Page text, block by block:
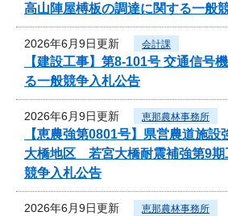
高山陣屋榑板の調達に関する一般
2026年6月9日更新 会計課
【建設工事】第8-101号 交通信号
る一般競争入札公告
2026年6月9日更新 恵那農林事務所
【恵農強第0801号】県営農道施
大橋地区 若宮大橋耐震補強第9期
競争入札公告
2026年6月9日更新 恵那農林事務所